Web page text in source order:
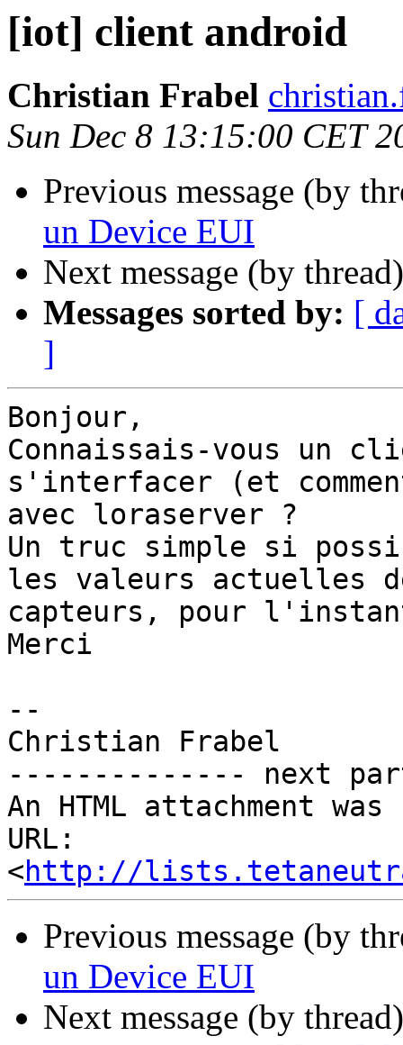
[iot] client android
Christian Frabel
Sun Dec 8 13:15:00 CET
Previous message (by
un Device EUI
Next message (by
Messages sorted by: [
]
Bonjour,
Connaissais-vous un
s'interfacer (et
avec loraserver ?
Un truc simple si
les valeurs actuelles
capteurs, pour
Merci
--
Christian Frabel
-------------- next
An HTML attachment
URL:
<http://
Previous message (by
un Device EUI
Next message (by